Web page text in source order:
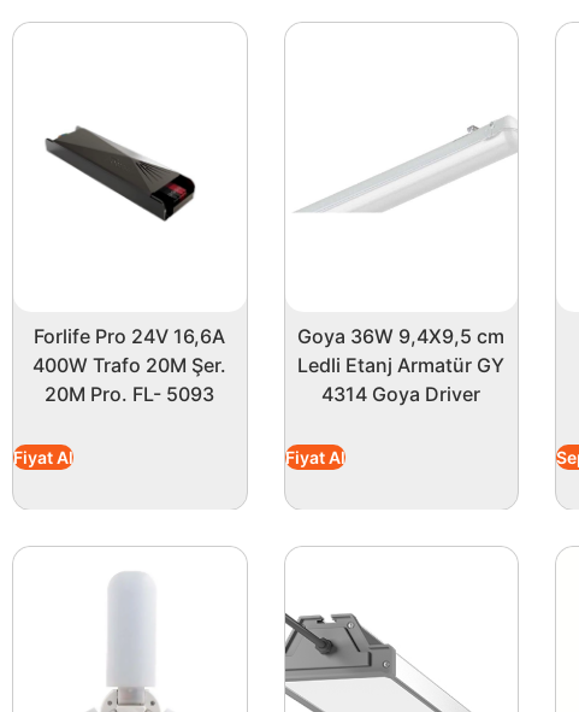
Kırmızı ışık rengi, şerit ledin sağladığı aydınlatmayı
ideal bir tercihtir. Aynı zamanda, belirli alanların
Dayanıklı yapısı sayesinde uzun süreli kullanıma
metre uzunluğu, kullanıcının ihtiyacına göre kesilip
Global K2 KCL020 kırmızı led şeritlerle, hem evinizde
hayalinizdeki ortamı gerçeğe dönüştürebilirsiniz!
Forlife Pro 24V 16,6A
400W Trafo 20M Şer.
20M Pro. FL- 5093
Fiyat Al
Goya 36W 9,4X9,5 cm
Ledli Etanj Armatür GY
4314 Goya Driver
Fiyat Al